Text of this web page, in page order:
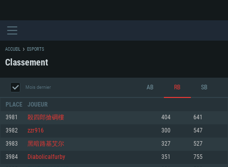
CONFIGURATION SYSTÈME REQUISE
ACCUEIL ESPORTS
Classement
Mois dernier AB RB SB
PLACE JOUEUR
3981 殺四郎搶碉樓 404 641
3982 zzr916 300 547
3983 黑暗路基艾尔 327 527
3984 Diabolicalfurby 351 755